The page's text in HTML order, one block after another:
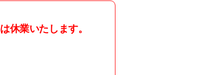
は休業いたします。